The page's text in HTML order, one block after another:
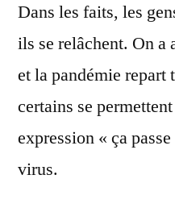
Dans les faits, les
ils se relâchent. On a
et la pandémie
certains se
expression « ça
virus.